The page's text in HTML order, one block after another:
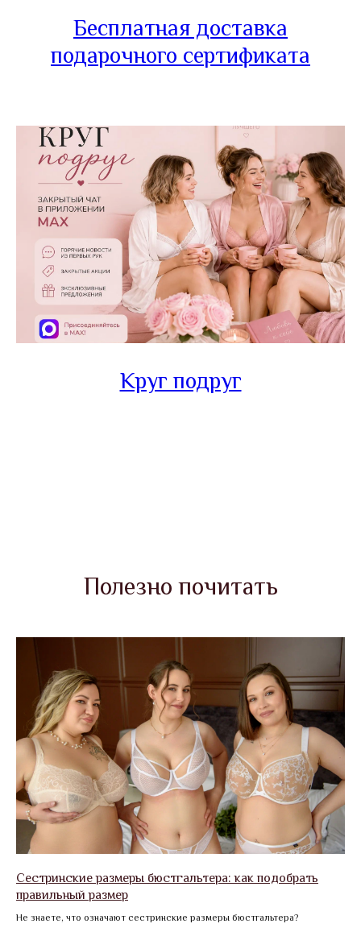
Бесплатная доставка
подарочного сертификата
Круг подруг
Полезно почитать
Сестринские размеры бюстгальтера: как подобрать
правильный размер
Не знаете, что означают сестринские размеры бюстгальтера?